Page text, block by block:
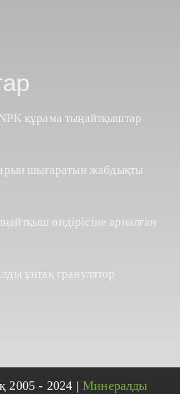
құрама тыңайтқыштар
шығаратын жабдықты
өндірісіне арналған
ұнтақ гранулятор
2005 - 2024 | Минералды